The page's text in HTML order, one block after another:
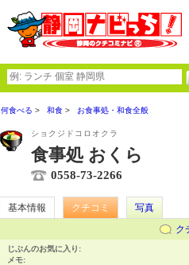
何食べる 和食 お食事処・和食全般
ショクジドコロオクラ
食事処 おくら
0558-73-2266
基本情報 クチコミ
写真
ク
じぶんのお気に入り:
メモ: